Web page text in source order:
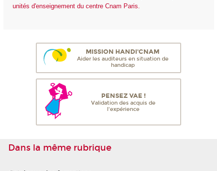
unités d'enseignement du centre Cnam Paris.
MISSION HANDI'CNAM
Aider les auditeurs en situation de
handicap
PENSEZ VAE !
Validation des acquis de
l'expérience
Dans la même rubrique